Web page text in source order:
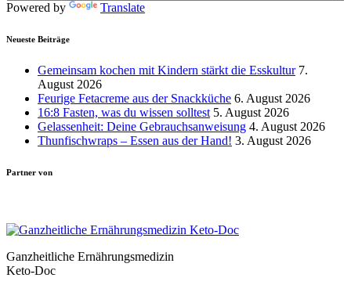
Powered by Translate
Neueste Beiträge
Gemeinsam kochen mit Kindern stärkt die Esskultur 7.
August 2026
Feurige Fetacreme aus der Snackküche 6. August 2026
16:8 Fasten, was du wissen solltest 5. August 2026
Gelassenheit: Deine Gebrauchsanweisung 4. August 2026
Thunfischwraps – Essen aus der Hand! 3. August 2026
Partner von
Ganzheitliche Ernährungsmedizin
Keto-Doc